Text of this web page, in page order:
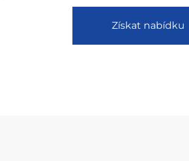
Získat nabídku